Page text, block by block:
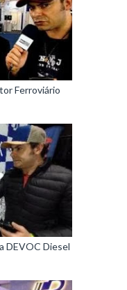
Ferroviário
DEVOC Diesel